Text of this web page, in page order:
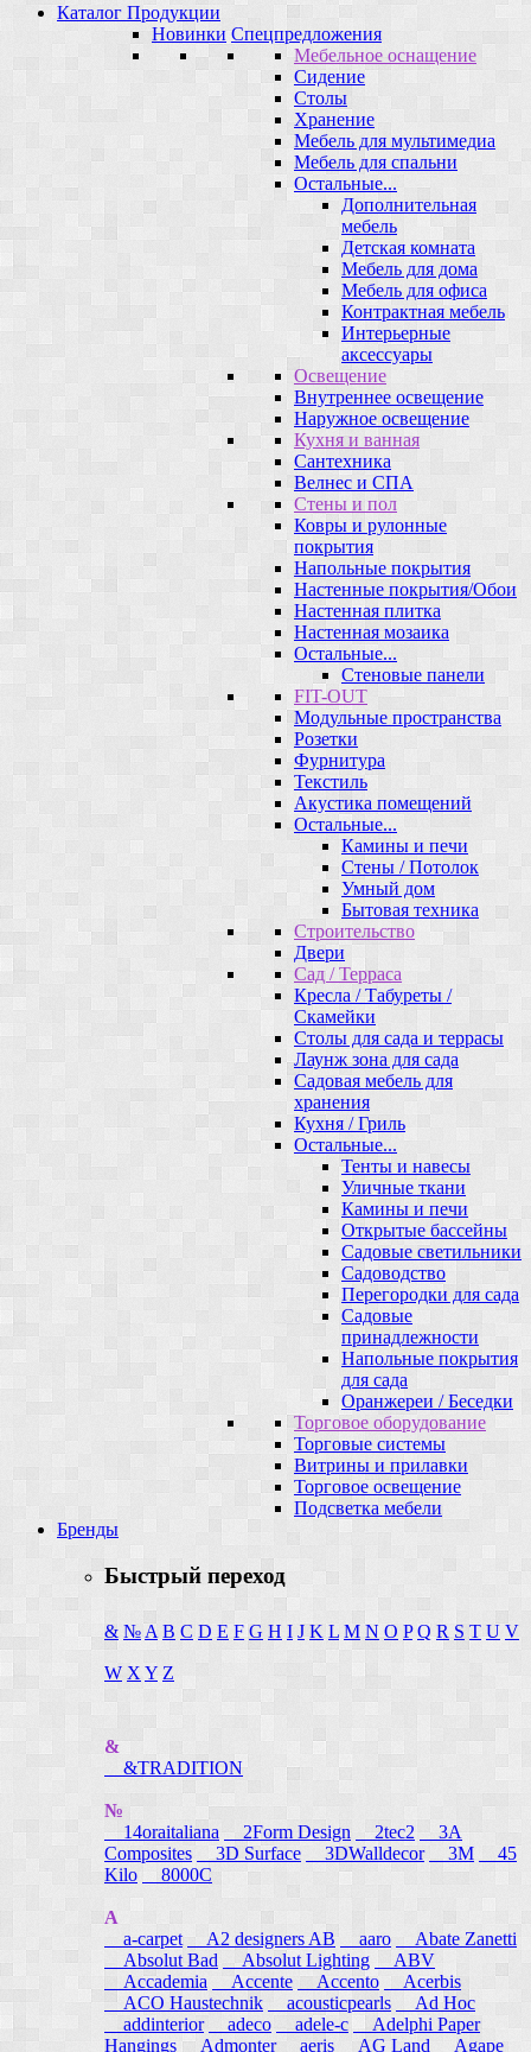
Каталог Продукции
Новинки Спецпредложения
Мебельное оснащение
Сидение
Столы
Хранение
Мебель для мультимедиа
Мебель для спальни
Остальные...
Дополнительная
мебель
Детская комната
Мебель для дома
Мебель для офиса
Контрактная мебель
Интерьерные
аксессуары
Освещение
Внутреннее освещение
Наружное освещение
Кухня и ванная
Сантехника
Велнес и СПА
Стены и пол
Ковры и рулонные
покрытия
Напольные покрытия
Настенные покрытия/Обои
Настенная плитка
Настенная мозаика
Остальные...
Стеновые панели
FIT-OUT
Модульные пространства
Розетки
Фурнитура
Текстиль
Акустика помещений
Остальные...
Камины и печи
Стены / Потолок
Умный дом
Бытовая техника
Строительство
Двери
Сад / Терраса
Кресла / Табуреты /
Скамейки
Столы для сада и террасы
Лаунж зона для сада
Садовая мебель для
хранения
Кухня / Гриль
Остальные...
Тенты и навесы
Уличные ткани
Камины и печи
Открытые бассейны
Садовые светильники
Садоводство
Перегородки для сада
Садовые
принадлежности
Напольные покрытия
для сада
Оранжереи / Беседки
Торговое оборудование
Торговые системы
Витрины и прилавки
Торговое освещение
Подсветка мебели
Бренды
Быстрый переход
& № A B C D E F G H I J K L M N O P Q R S T U V
W X Y Z
&
&TRADITION
№
14oraitaliana
2Form Design 2tec2
3A
Composites
3D Surface 3DWalldecor 3M
45
Kilo
8000C
A
a-carpet
A2 designers AB aaro
Abate Zanetti
Absolut Bad
Absolut Lighting
ABV
Accademia
Accente Accento
Acerbis
ACO Haustechnik
acousticpearls
Ad Hoc
addinterior
adeco adele-c
Adelphi Paper
Hangings Admonter aeris AG Land Agape